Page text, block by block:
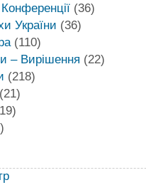
Конференції(36)
України (36)
(110)
– Вирішення (22)
(218)
(21)